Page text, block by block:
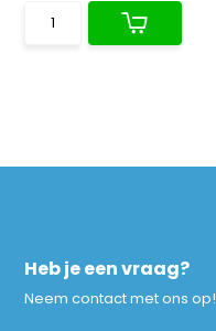
Heb je een vraag?
Neem contact met ons op!